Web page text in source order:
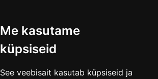
Me kasutame
küpsiseid
See veebisait kasutab küpsiseid ja